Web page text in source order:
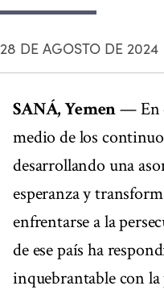
28 DE AGOSTO DE 2024
SANÁ, Yemen— En
medio de los
desarrollando una
esperanza y
enfrentarse a la
de ese país ha
inquebrantable con